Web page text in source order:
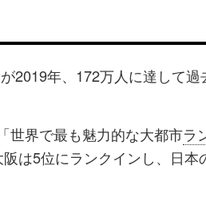
2019年、172万人に達して
世界で最も魅力的な大都市ラ
は5位にランクインし、日